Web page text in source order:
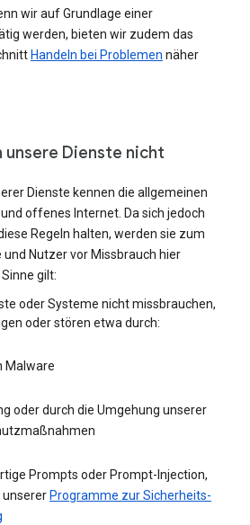
wir auf Grundlage einer
werden, bieten wir zudem das
Handeln bei Problemen näher
unsere Dienste nicht
Dienste kennen die allgemeinen
offenes Internet. Da sich jedoch
Regeln halten, werden sie zum
Nutzer vor Missbrauch hier
gilt:
oder Systeme nicht missbrauchen,
oder stören etwa durch:
Malware
oder durch die Umgehung unserer
Prompts oder Prompt-Injection,
unserer Programme zur Sicherheits-